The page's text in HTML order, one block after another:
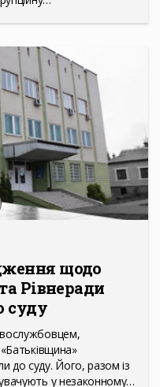
щодо
Рівнеради
суду
до суду. Його, разом із
у незаконному…